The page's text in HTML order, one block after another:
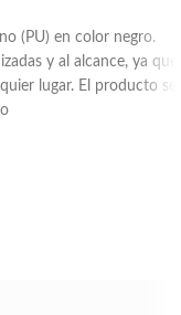
(PU) en color negro.
y al alcance, ya que
lugar. El producto se